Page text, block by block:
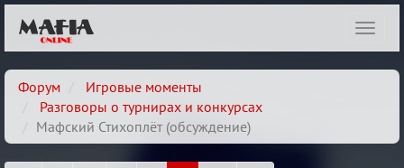
Форум
Игровые моменты
Разговоры о турнирах и конкурсах
Мафский Стихоплёт (обсуждение)